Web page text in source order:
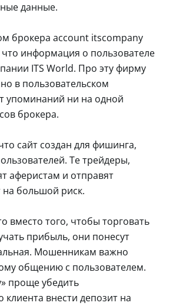
данные.
брокера account itscompany
что информация о пользователе
ITS World. Про эту фирму
в пользовательском
упоминаний ни на одной
брокера.
сайт создан для фишинга,
Те трейдеры,
аферистам и отправят
на большой риск.
вместо того, чтобы торговать
прибыль, они понесут
Мошенникам важно
общению с пользователем.
проще убедить
клиента внести депозит на